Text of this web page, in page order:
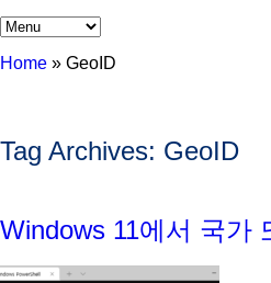
Home » GeoID
Tag Archives: GeoID
Windows 11에서 국가